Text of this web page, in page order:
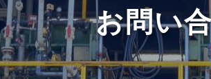
お問い